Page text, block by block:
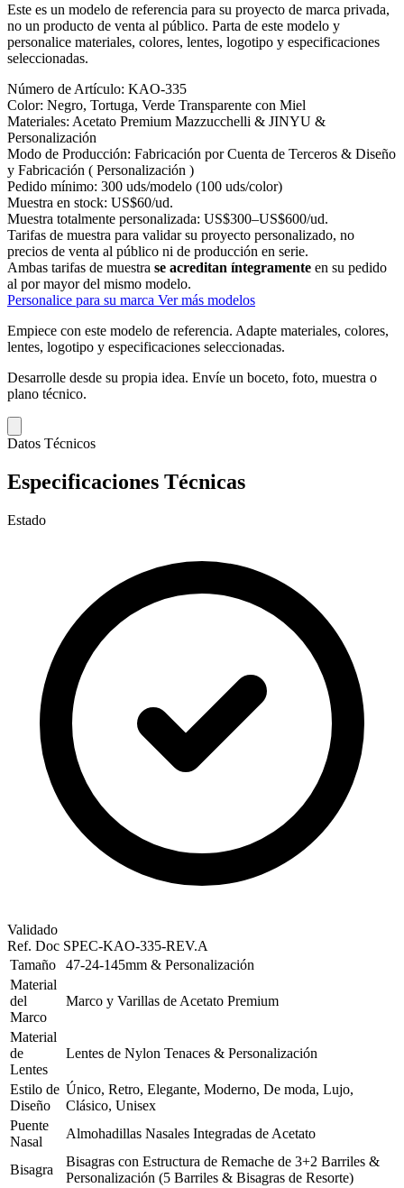
Este es un modelo de referencia para su proyecto de marca privada,
no un producto de venta al público. Parta de este modelo y
personalice materiales, colores, lentes, logotipo y especificaciones
seleccionadas.
Número de Artículo: KAO-335
Color: Negro, Tortuga, Verde Transparente con Miel
Materiales: Acetato Premium Mazzucchelli & JINYU &
Personalización
Modo de Producción: Fabricación por Cuenta de Terceros & Diseño
y Fabricación ( Personalización )
Pedido mínimo: 300 uds/modelo (100 uds/color)
Muestra en stock: US$60/ud.
Muestra totalmente personalizada: US$300–US$600/ud.
Tarifas de muestra para validar su proyecto personalizado, no
precios de venta al público ni de producción en serie.
Ambas tarifas de muestra se acreditan íntegramente en su pedido
al por mayor del mismo modelo.
Personalice para su marca Ver más modelos
Empiece con este modelo de referencia. Adapte materiales, colores,
lentes, logotipo y especificaciones seleccionadas.
Desarrolle desde su propia idea. Envíe un boceto, foto, muestra o
plano técnico.
Datos Técnicos
Especificaciones Técnicas
Estado
Validado
Ref. Doc SPEC-KAO-335-REV.A
Tamaño
47-24-145mm & Personalización
Material
del
Marco
Marco y Varillas de Acetato Premium
Material
de
Lentes
Lentes de Nylon Tenaces & Personalización
Estilo de
Diseño
Único, Retro, Elegante, Moderno, De moda, Lujo,
Clásico, Unisex
Puente
Nasal
Almohadillas Nasales Integradas de Acetato
Bisagra
Bisagras con Estructura de Remache de 3+2 Barriles &
Personalización (5 Barriles & Bisagras de Resorte)